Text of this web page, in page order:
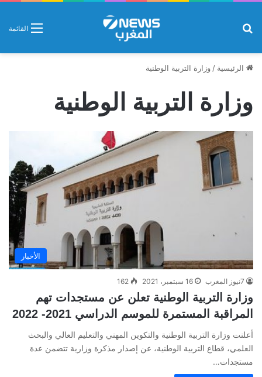
القائمة
الرئيسية / وزارة التربية الوطنية
وزارة التربية الوطنية
الأخبار
7نيوز المغرب 16 سبتمبر، 2021 162
وزارة التربية الوطنية تعلن عن مستجدات تهم
المراقبة المستمرة للموسم الدراسي 2021- 2022
أعلنت وزارة التربية الوطنية والتكوين المهني والتعليم العالي والبحث
العلمي، قطاع التربية الوطنية، عن إصدار مذكرة وزارية تتضمن عدة
مستجدات…